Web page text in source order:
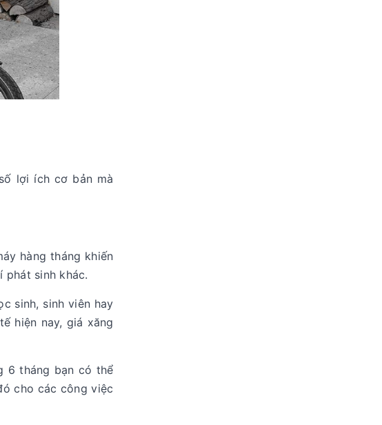
lợi ích cơ bản mà
hàng tháng khiến
phát sinh khác.
sinh, sinh viên hay
hiện nay, giá xăng
6 tháng bạn có thể
cho các công việc